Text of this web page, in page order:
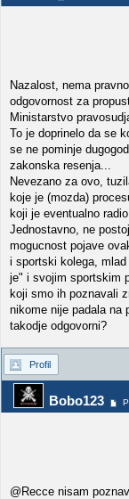
Nazalost, nema
odgovornost za
Ministarstvo
To je doprinelo da se
se ne pominje
zakonska resenja...
Nevezano za ovo,
koje je (mozda)
koji je eventualno
Jednostavno, ne
mogucnost pojave
i sportski kolega,
je" i svojim sportskim
koji smo ih poznavali
nikome nije padala na
takodje odgovorni?
Profil
Bobo123
@Recce nisam